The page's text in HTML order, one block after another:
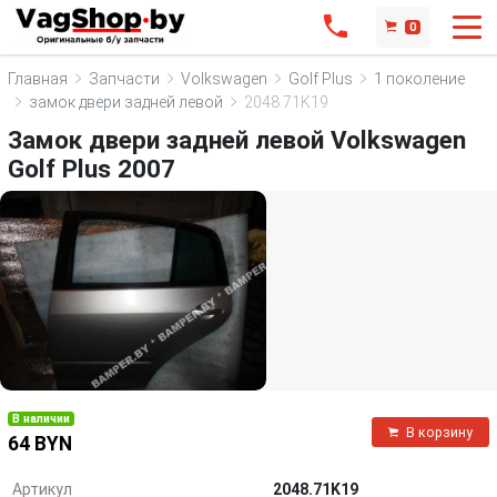
0
Главная Запчасти Volkswagen Golf Plus
1 поколение
замок двери задней левой
2048.71K19
Замок двери задней левой Volkswagen
Golf Plus 2007
В наличии
64 BYN
В корзину
Артикул 2048.71K19